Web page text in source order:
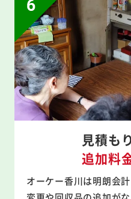
見積も
追加料
オーケー香川は明朗会